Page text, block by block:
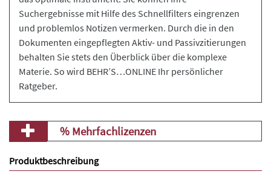
Suchergebnisse mit Hilfe des Schnellfilters eingrenzen
und problemlos Notizen vermerken. Durch die in den
Dokumenten eingepflegten Aktiv- und Passivzitierungen
behalten Sie stets den Überblick über die komplexe
Materie. So wird BEHR’S…ONLINE Ihr persönlicher
Ratgeber.
% Mehrfachlizenzen
Produktbeschreibung